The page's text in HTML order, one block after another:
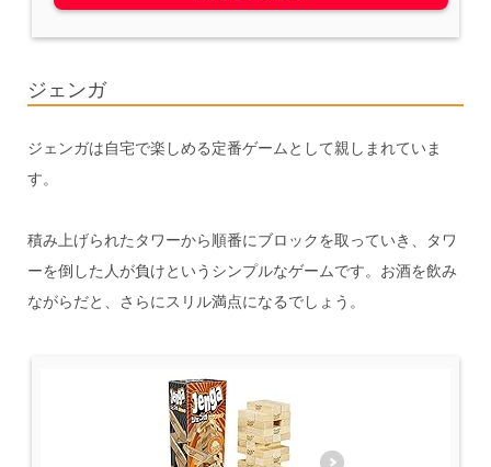
ジェンガ
ジェンガは自宅で楽しめる定番ゲームとして親しまれていま
す。
積み上げられたタワーから順番にブロックを取っていき、タワ
ーを倒した人が負けというシンプルなゲームです。お酒を飲み
ながらだと、さらにスリル満点になるでしょう。